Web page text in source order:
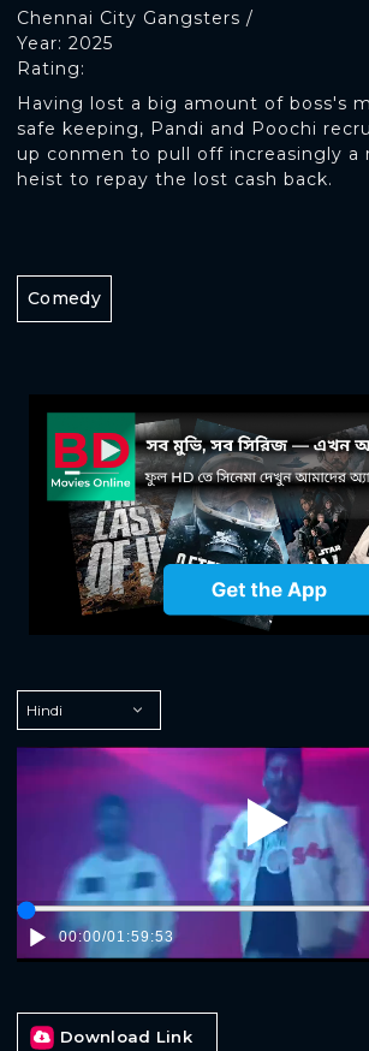
Chennai City Gangsters /
Rating:
Year: 2025
Having lost a big amount of boss's
safe keeping, Pandi and Poochi
up conmen to pull off increasingly a
heist to repay the lost cash back.
Comedy
Play
00:00/01:59:53
Download Link